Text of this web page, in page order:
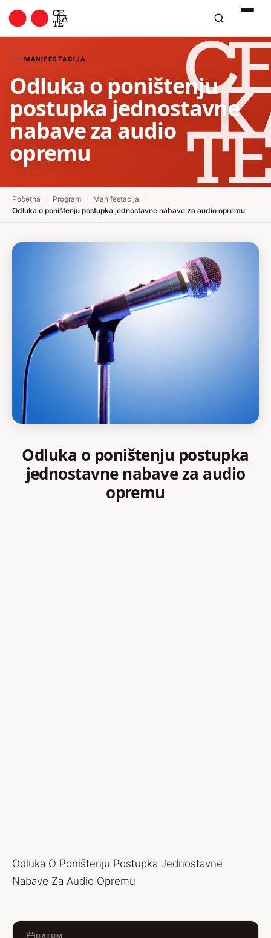
MANIFESTACIJA
Odluka o poništenju
postupka jednostavne
nabave za audio
opremu
Početna Program Manifestacija
Odluka o poništenju postupka jednostavne nabave za audio opremu
Odluka o poništenju postupka
jednostavne nabave za audio
opremu
Odluka O Poništenju Postupka Jednostavne
Nabave Za Audio Opremu
DATUM